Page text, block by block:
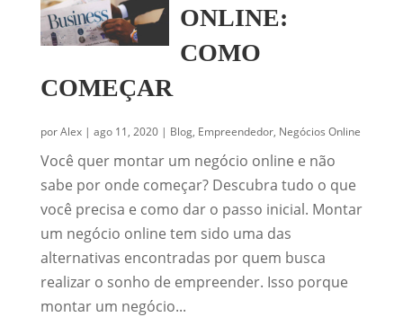
ONLINE:
COMO
COMEÇAR
porAlex| ago 11, 2020| Blog, Empreendedor, Negócios Online
Você quer montar um negócio online e não
sabe por onde começar? Descubra tudo o que
você precisa e como dar o passo inicial. Montar
um negócio online tem sido uma das
alternativas encontradas por quem busca
realizar o sonho de empreender. Isso porque
montar um negócio...